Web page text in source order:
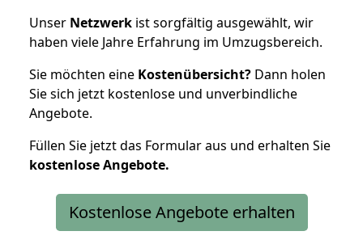
Unser Netzwerk ist sorgfältig ausgewählt, wir
haben viele Jahre Erfahrung im Umzugsbereich.
Sie möchten eine Kostenübersicht? Dann holen
Sie sich jetzt kostenlose und unverbindliche
Angebote.
Füllen Sie jetzt das Formular aus und erhalten Sie
kostenloseAngebote.
Kostenlose Angebote erhalten